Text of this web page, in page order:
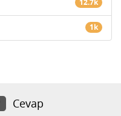
1k
Cevap